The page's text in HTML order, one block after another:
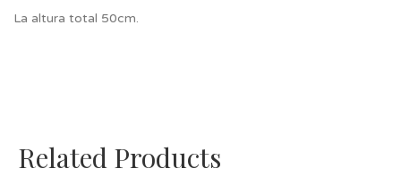
La altura total 50cm.
Related Products